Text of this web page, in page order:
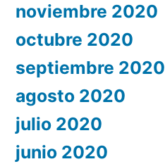
noviembre 2020
octubre 2020
septiembre 2020
agosto 2020
julio 2020
junio 2020